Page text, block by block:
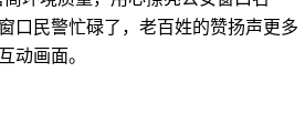
口民警忙碌了，老百姓的赞扬声更多
动画面。